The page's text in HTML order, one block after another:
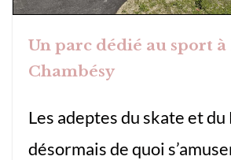
Un parc dédié au sport à
Chambésy
Les adeptes du skate et
désormais de quoi